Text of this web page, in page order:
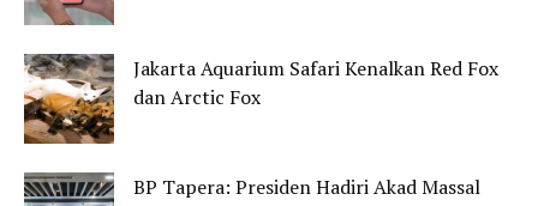
Jakarta Aquarium Safari Kenalkan Red Fox
dan Arctic Fox
BP Tapera: Presiden Hadiri Akad Massal